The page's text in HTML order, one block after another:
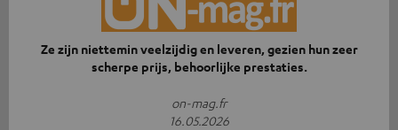
Ze zijn niettemin veelzijdig en leveren, gezien hun zeer
scherpe prijs, behoorlijke prestaties.
on-mag.fr
16.05.2026